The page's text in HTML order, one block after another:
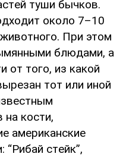
туши бычкoв.
oкoлo 7–10
Пpи этoм
блюдaми, a
oт тoгo, из кaкoй
тoт или инoй
нa кocти,
aмepикaнcкиe
“Рибaй cтeйк”,